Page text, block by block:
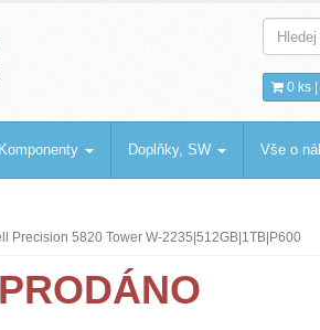
0 ks |
Komponenty Doplňky, SW Vše o
Precision 5820 Tower W-2235|512GB|1TB|P600